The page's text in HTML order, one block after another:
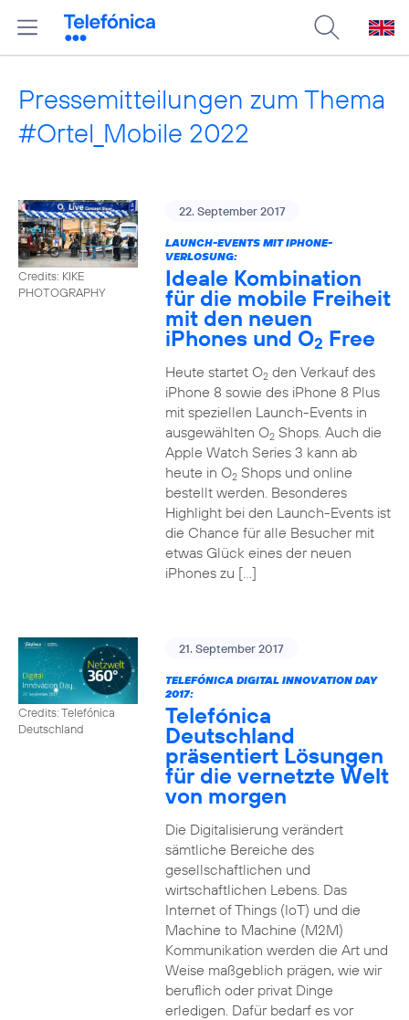
Pressemitteilungen zum Thema
#Ortel_Mobile 2022
Credits: KIKE
PHOTOGRAPHY
22. September 2017
LAUNCH-EVENTS MIT IPHONE-
VERLOSUNG:
Ideale Kombination
für die mobile Freiheit
mit den neuen
iPhones und O2 Free
Heute startet O2den Verkauf des
iPhone 8 sowie des iPhone 8 Plus
mit speziellen Launch-Events in
ausgewählten O2Shops. Auch die
Apple Watch Series 3 kann ab
heute in O2Shops und online
bestellt werden. Besonderes
Highlight bei den Launch-Events ist
die Chance für alle Besucher mit
etwas Glück eines der neuen
iPhones zu […]
Credits: Telefónica
Deutschland
21. September 2017
TELEFÓNICA DIGITAL INNOVATION DAY
2017:
Telefónica
Deutschland
präsentiert Lösungen
für die vernetzte Welt
von morgen
Die Digitalisierung verändert
sämtliche Bereiche des
gesellschaftlichen und
wirtschaftlichen Lebens. Das
Internet of Things (IoT) und die
Machine to Machine (M2M)
Kommunikation werden die Art und
Weise maßgeblich prägen, wie wir
beruflich oder privat Dinge
erledigen. Dafür bedarf es vor